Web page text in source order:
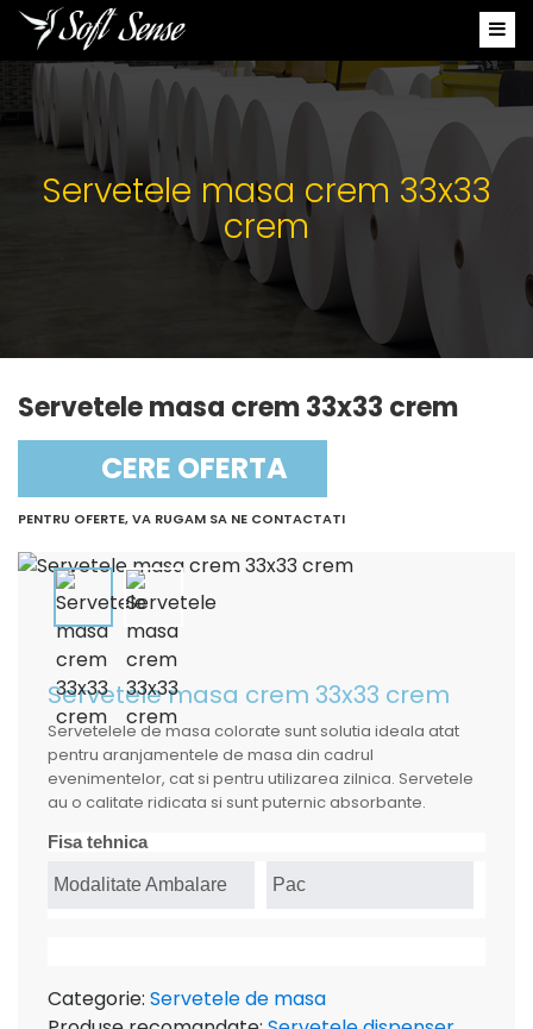
Servetele masa crem 33x33
crem
Servetele masa crem 33x33 crem
CERE OFERTA
PENTRU OFERTE, VA RUGAM SA NE CONTACTATI
Servetele masa crem 33x33 crem
Servetelele de masa colorate sunt solutia ideala atat
pentru aranjamentele de masa din cadrul
evenimentelor, cat si pentru utilizarea zilnica. Servetele
au o calitate ridicata si sunt puternic absorbante.
Fisa tehnica
Modalitate Ambalare Pac
Categorie: Servetele de masa